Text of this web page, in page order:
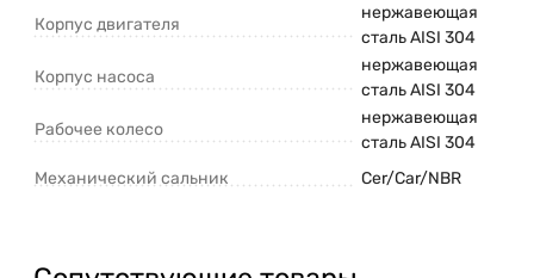
Корпус двигателя
нержавеющая
сталь AISI 304
Корпус насоса
нержавеющая
сталь AISI 304
Рабочее колесо
нержавеющая
сталь AISI 304
Механический сальник
Cer/Car/NBR